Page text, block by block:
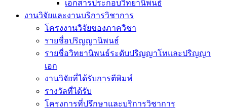
เอกสารประกอบวิทยานิพนธ์
งานวิจัยและงานบริการวิชาการ
โครงงานวิจัยของภาควิชา
รายชื่อปริญญานิพนธ์
รายชื่อวิทยานิพนธ์ระดับปริญญาโทและปริญญา
เอก
งานวิจัยที่ได้รับการตีพิมพ์
รางวัลที่ได้รับ
โครงการที่ปรึกษาและบริการวิชาการ